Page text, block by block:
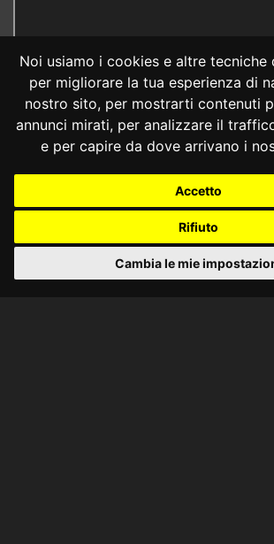
Noi usiamo i cookies e altre tecniche
per migliorare la tua esperienza di
nostro sito, per mostrarti contenuti
annunci mirati, per analizzare il
e per capire da dove arrivano i
Accetto
Rifiuto
Cambia le mie